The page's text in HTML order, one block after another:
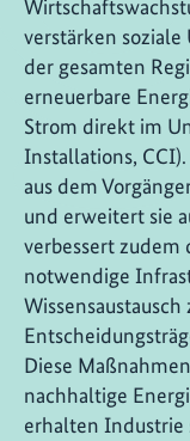
verstärken
der gesamten
erneuerbare
Strom direkt im
Installations,
aus dem
und erweitert sie
verbessert zudem
notwendige
Diese
nachhaltige
erhalten